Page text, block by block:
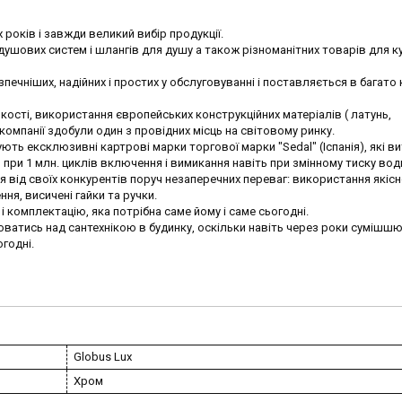
і завжди великий вибір продукції.
систем і шлангів для душу а також різноманітних товарів для
надійних і простих у обслуговуванні і поставляється в багато
використання європейських конструкційних матеріалів ( латунь,
здобули один з провідних місць на світовому ринку.
ексклюзивні картрові марки торгової марки "Sedal" (Іспанія), які
1 млн. циклів включення і вимикання навіть при змінному тиску
своїх конкурентів поруч незаперечних переваг: використання
висичені гайки та ручки.
яка потрібна саме йому і саме сьогодні.
над сантехнікою в будинку, оскільки навіть через роки
Globus Lux
Хром